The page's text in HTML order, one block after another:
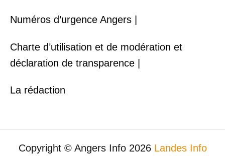
Numéros d’urgence Angers |
Charte d’utilisation et de modération et
déclaration de transparence |
La rédaction
Copyright © Angers Info 2026 Landes Info